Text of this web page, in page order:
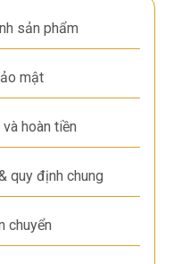
sản phẩm
mật
hoàn tiền
quy định chung
chuyển